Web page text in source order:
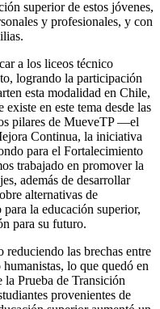
superior de estos jóvenes,
y profesionales, y con
a los liceos técnico
logrando la participación
esta modalidad en Chile,
en este tema desde las
pilares de MueveTP —el
Continua, la iniciativa
para el Fortalecimiento
trabajado en promover la
además de desarrollar
alternativas de
la educación superior,
para su futuro.
las brechas entre
lo que quedó en
Prueba de Transición
provenientes de